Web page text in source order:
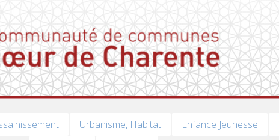
Urbanisme, Habitat Enfance Jeunesse